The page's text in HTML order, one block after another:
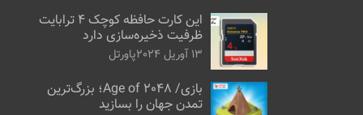
این کارت حافظه کوچک ۴ ترابایت
ظرفیت ذخیره‌سازی دارد
13 آوریل 2024 پاورتل
بازی/ Age of 2048؛ بزرگ‌ترین
تمدن جهان را بسازید